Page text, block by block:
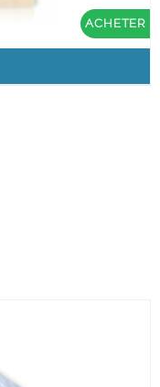
ACHETER